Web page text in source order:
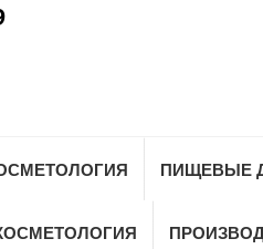
ПИЩЕВЫЕ